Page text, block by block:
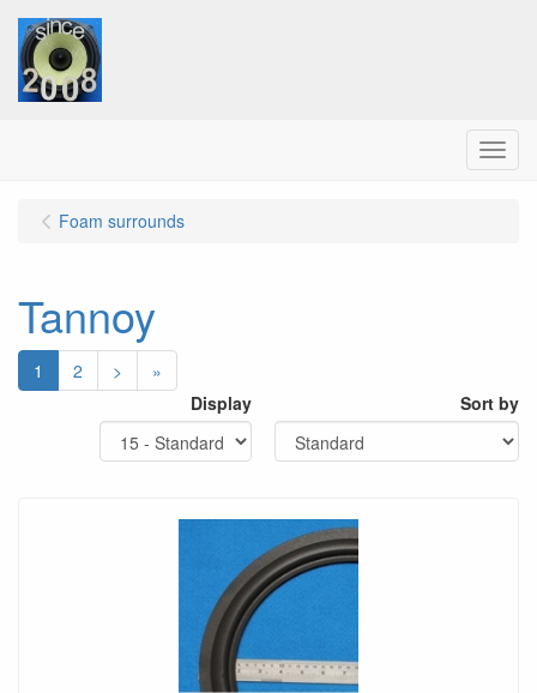
Menu
Foam surrounds
Tannoy
1 2 >
»
Display
Sort by